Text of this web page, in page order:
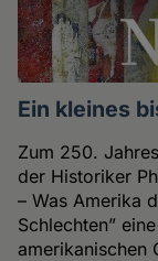
Ein kleines
Zum 250.
der Historiker
– Was Amerika
Schlechten”
amerikanischen